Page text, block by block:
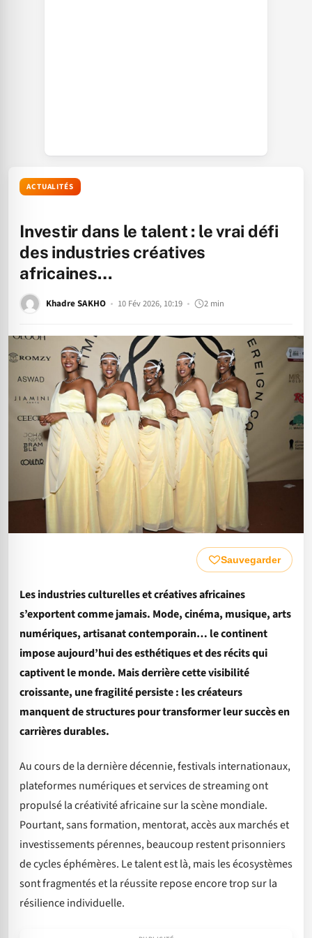
ACTUALITÉS
Investir dans le talent : le vrai défi
des industries créatives
africaines…
Khadre SAKHO 10 Fév 2026, 10:19 2 min
Sauvegarder
Les industries culturelles et créatives africaines
s’exportent comme jamais. Mode, cinéma, musique, arts
numériques, artisanat contemporain… le continent
impose aujourd’hui des esthétiques et des récits qui
captivent le monde. Mais derrière cette visibilité
croissante, une fragilité persiste : les créateurs
manquent de structures pour transformer leur succès en
carrières durables.
Au cours de la dernière décennie, festivals internationaux,
plateformes numériques et services de streaming ont
propulsé la créativité africaine sur la scène mondiale.
Pourtant, sans formation, mentorat, accès aux marchés et
investissements pérennes, beaucoup restent prisonniers
de cycles éphémères. Le talent est là, mais les écosystèmes
sont fragmentés et la réussite repose encore trop sur la
résilience individuelle.